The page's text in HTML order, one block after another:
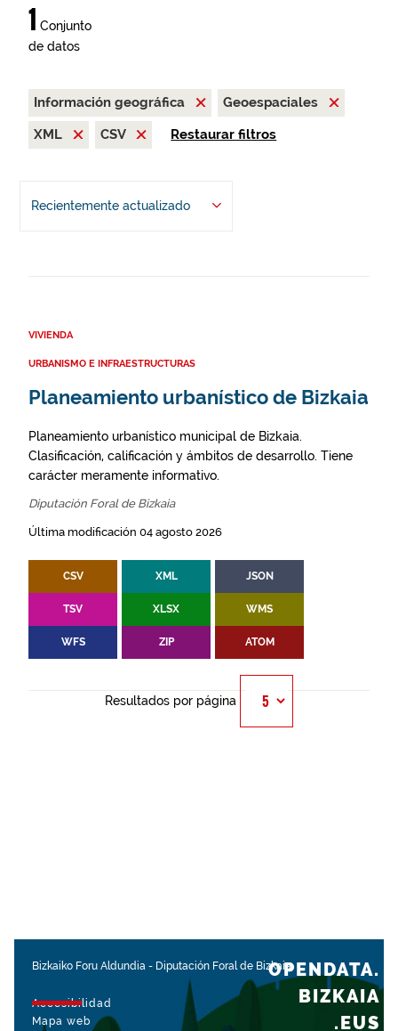
1 Conjunto
de datos
Información geográfica
Geoespaciales
XML
CSV Restaurar filtros
Recientemente actualizado
VIVIENDA
URBANISMO E INFRAESTRUCTURAS
Planeamiento urbanístico de Bizkaia
Planeamiento urbanístico municipal de Bizkaia.
Clasificación, calificación y ámbitos de desarrollo. Tiene
carácter meramente informativo.
Diputación Foral de Bizkaia
Última modificación 04 agosto 2026
CSV XML JSON
TSV XLSX WMS
WFS ZIP ATOM
Resultados por página
Bizkaiko Foru Aldundia - Diputación Foral de Bizkaia
Accesibilidad
Mapa web
OPENDATA.
BIZKAIA
.EUS